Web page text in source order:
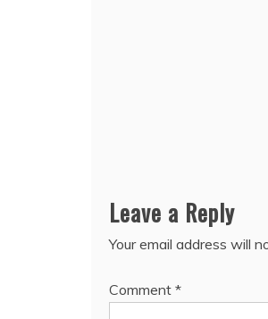
Leave a Reply
Your email address will
Comment *